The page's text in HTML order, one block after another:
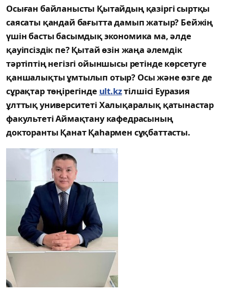
Осыған байланысты Қытайдың қазіргі сыртқы
саясаты қандай бағытта дамып жатыр? Бейжің
үшін басты басымдық экономика ма, әлде
қауіпсіздік пе? Қытай өзін жаңа әлемдік
тәртіптің негізгі ойыншысы ретінде көрсетуге
қаншалықты ұмтылып отыр? Осы және өзге де
сұрақтар төңірегінде ult.kzтілшісі Еуразия
ұлттық университеті Халықаралық қатынастар
факультеті Аймақтану кафедрасының
докторанты Қанат Қаһармен сұқбаттасты.